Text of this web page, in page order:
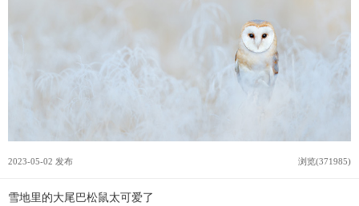
2023-05-02 发布 浏览(371985)
雪地里的大尾巴松鼠太可爱了